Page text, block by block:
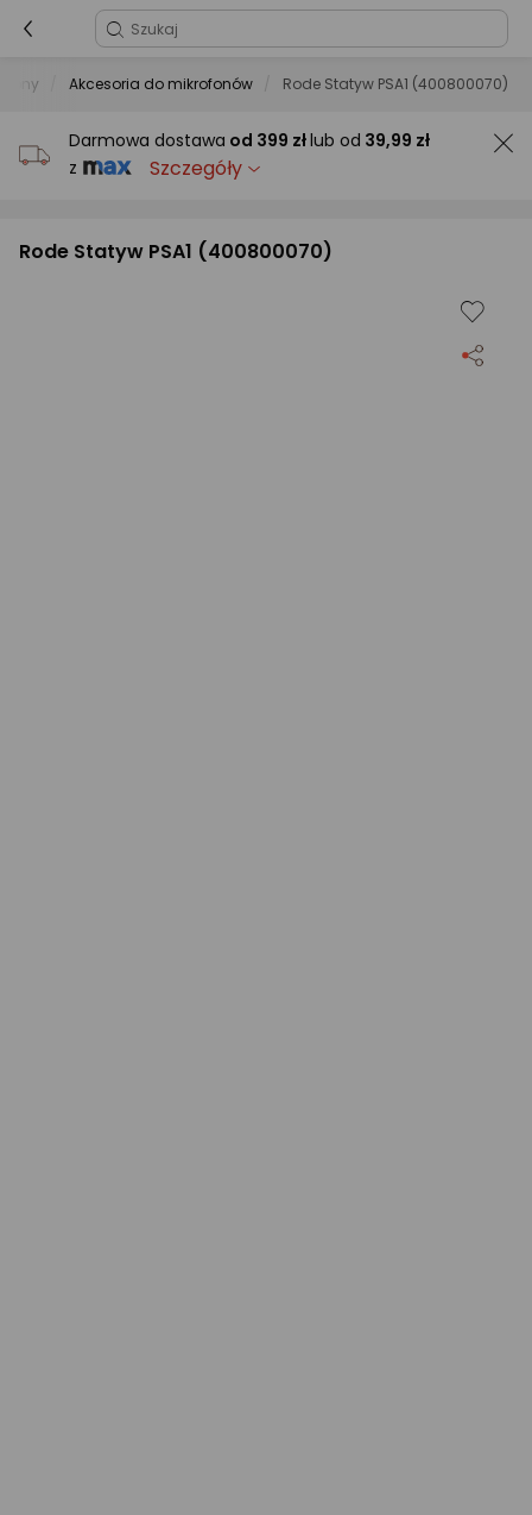
Akcesoria do mikrofonów Rode Statyw PSA1 (400800070)
Darmowa dostawa od 399 złlub od 39,99 zł
z
Szczegóły
Rode Statyw PSA1 (400800070)